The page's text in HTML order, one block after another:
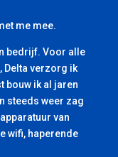
me mee.
bedrijf. Voor alle
Delta verzorg ik
bouw ik al jaren
steeds weer zag
van
wifi, haperende